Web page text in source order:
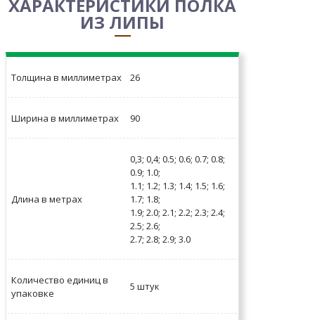
ХАРАКТЕРИСТИКИ ПОЛКА
ИЗ ЛИПЫ
Толщина в миллиметрах 26
Ширина в миллиметрах 90
Длина в метрах
0,3; 0,4; 0.5; 0.6; 0.7; 0.8;
0.9; 1.0;
1.1; 1.2; 1.3; 1.4; 1.5; 1.6;
1.7; 1.8;
1.9; 2.0; 2.1; 2.2; 2.3; 2.4;
2.5; 2.6;
2.7; 2.8; 2.9; 3.0
Количество единиц в
упаковке
5 штук